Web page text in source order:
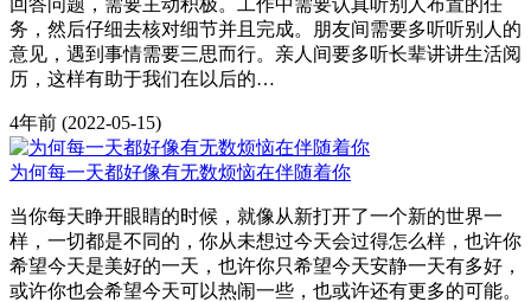
务，然后仔细去核对细节并且完成。朋友间需要多听听别人的
意见，遇到事情需要三思而行。亲人间要多听长辈讲讲生活阅
历，这样有助于我们在以后的…
4年前 (2022-05-15)
为何每一天都好像有无数烦恼在伴随着你
当你每天睁开眼睛的时候，就像从新打开了一个新的世界一
样，一切都是不同的，你从未想过今天会过得怎么样，也许你
希望今天是美好的一天，也许你只希望今天安静一天有多好，
或许你也会希望今天可以热闹一些，也或许还有更多的可能。